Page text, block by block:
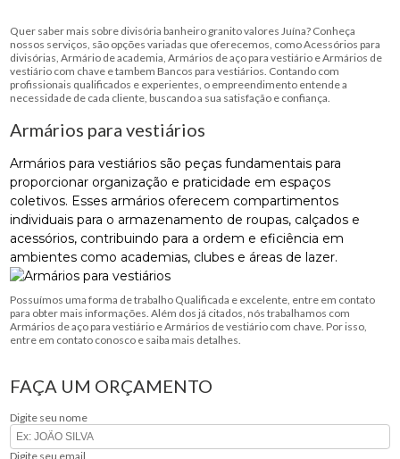
Quer saber mais sobre divisória banheiro granito valores Juína? Conheça
nossos serviços, são opções variadas que oferecemos, como Acessórios para
divisórias, Armário de academia, Armários de aço para vestiário e Armários de
vestiário com chave e tambem Bancos para vestiários. Contando com
profissionais qualificados e experientes, o empreendimento entende a
necessidade de cada cliente, buscando a sua satisfação e confiança.
Armários para vestiários
Armários para vestiários são peças fundamentais para
proporcionar organização e praticidade em espaços
coletivos. Esses armários oferecem compartimentos
individuais para o armazenamento de roupas, calçados e
acessórios, contribuindo para a ordem e eficiência em
ambientes como academias, clubes e áreas de lazer.
Possuímos uma forma de trabalho Qualificada e excelente, entre em contato
para obter mais informações. Além dos já citados, nós trabalhamos com
Armários de aço para vestiário e Armários de vestiário com chave. Por isso,
entre em contato conosco e saiba mais detalhes.
FAÇA UM ORÇAMENTO
Digite seu nome
Digite seu email